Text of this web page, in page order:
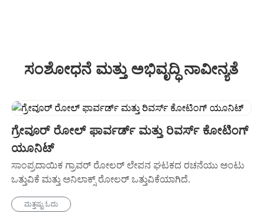
ಸಂಶೋಧನೆ ಮತ್ತು ಅಭಿವೃದ್ಧಿ ನಾವೀನ್ಯತೆ
ಗ್ರೇವೂರ್ ರೋಲ್ ಫಾರ್ವರ್ಡ್ ಮತ್ತು ರಿವರ್ಸ್ ಕೋಟಿಂಗ್
ಯೂನಿಟ್
ಸಾಂಪ್ರದಾಯಿಕ ಗ್ರಾವರ್ ರೋಲರ್ ಲೇಪನ ಘಟಕದ ರಚನೆಯು ಅಂಟು
ಒತ್ತುವಿಕೆ ಮತ್ತು ಅನಿಲಾಕ್ಸ್ ರೋಲರ್ ಒತ್ತುವಿಕೆಯಾಗಿದೆ.
ಮತ್ತಷ್ಟು ಓದು